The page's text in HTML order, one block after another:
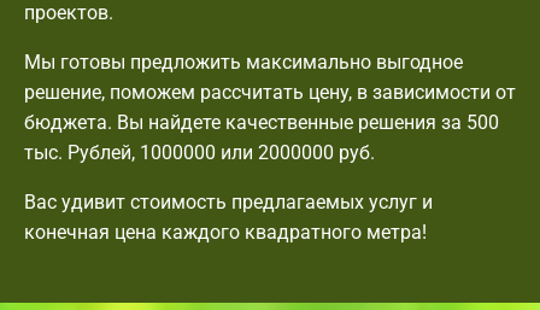
проектов.
Мы готовы предложить максимально выгодное
решение, поможем рассчитать цену, в зависимости от
бюджета. Вы найдете качественные решения за 500
тыс. Рублей, 1000000 или 2000000 руб.
Вас удивит стоимость предлагаемых услуг и
конечная цена каждого квадратного метра!